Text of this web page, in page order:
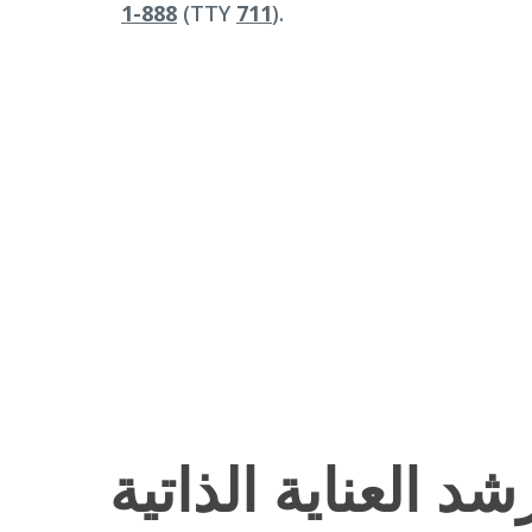
888-1 (TTY 711).
العناية الذاتية